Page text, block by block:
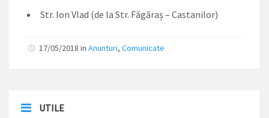
Str. Ion Vlad (de la Str. Făgăraș – Castanilor)
17/05/2018 in Anunturi, Comunicate
UTILE